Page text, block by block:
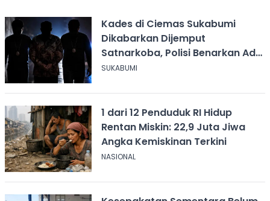
Kades di Ciemas Sukabumi
Dikabarkan Dijemput
Satnarkoba, Polisi Benarkan Ada
Penindakan
SUKABUMI
1 dari 12 Penduduk RI Hidup
Rentan Miskin: 22,9 Juta Jiwa
Angka Kemiskinan Terkini
NASIONAL